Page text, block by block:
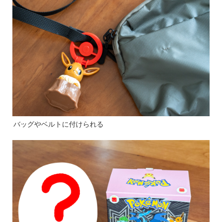
バッグやベルトに付けられる